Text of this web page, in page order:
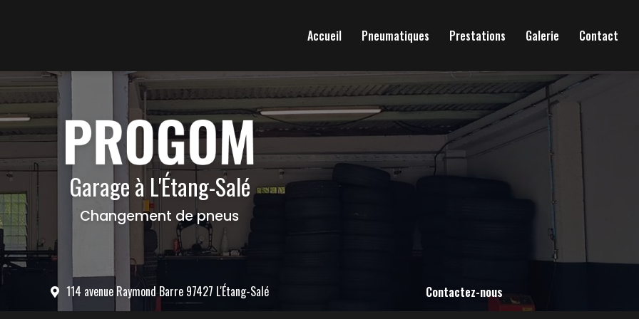
Accueil
Pneumatiques Prestations Galerie Contact
Garage à L'Étang-Salé
Changement de pneus
114 avenue Raymond Barre 97427 L'Étang-Salé Contactez-nous